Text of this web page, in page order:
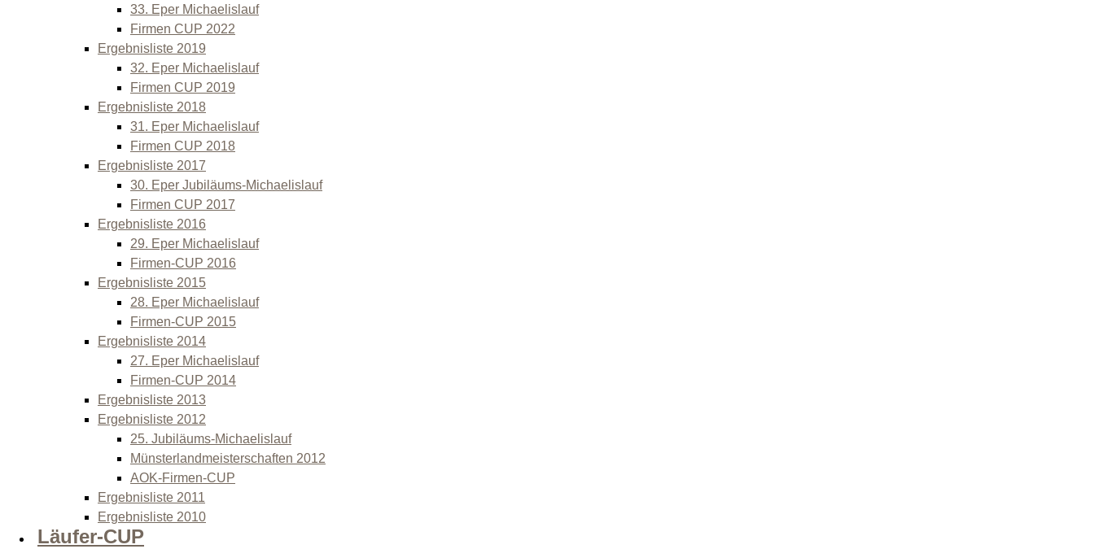
33. Eper Michaelislauf
Firmen CUP 2022
Ergebnisliste 2019
32. Eper Michaelislauf
Firmen CUP 2019
Ergebnisliste 2018
31. Eper Michaelislauf
Firmen CUP 2018
Ergebnisliste 2017
30. Eper Jubiläums-Michaelislauf
Firmen CUP 2017
Ergebnisliste 2016
29. Eper Michaelislauf
Firmen-CUP 2016
Ergebnisliste 2015
28. Eper Michaelislauf
Firmen-CUP 2015
Ergebnisliste 2014
27. Eper Michaelislauf
Firmen-CUP 2014
Ergebnisliste 2013
Ergebnisliste 2012
25. Jubiläums-Michaelislauf
Münsterlandmeisterschaften 2012
AOK-Firmen-CUP
Ergebnisliste 2011
Ergebnisliste 2010
Läufer-CUP